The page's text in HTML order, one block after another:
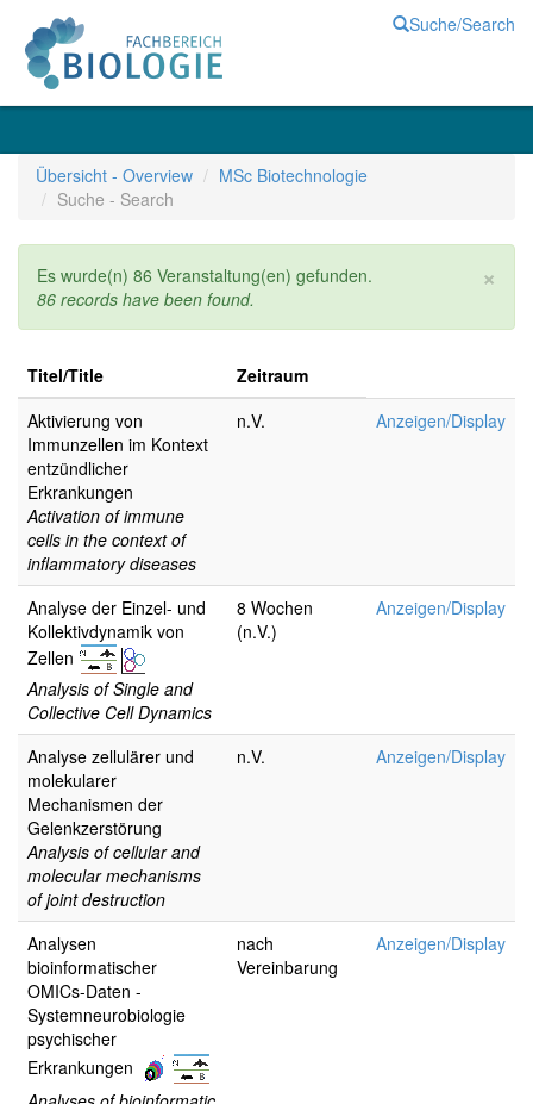
Suche/Search
Übersicht - Overview
MSc Biotechnologie
Suche - Search
×
Es wurde(n) 86 Veranstaltung(en) gefunden.
86 records have been found.
Titel/Title
Zeitraum
Aktivierung von
Immunzellen im Kontext
entzündlicher
Erkrankungen
Activation of immune
cells in the context of
inflammatory diseases
n.V. Anzeigen/Display
Analyse der Einzel- und
Kollektivdynamik von
Zellen
Analysis of Single and
Collective Cell Dynamics
8 Wochen
(n.V.)
Anzeigen/Display
Analyse zellulärer und
molekularer
Mechanismen der
Gelenkzerstörung
Analysis of cellular and
molecular mechanisms
of joint destruction
n.V. Anzeigen/Display
Analysen
bioinformatischer
OMICs-Daten -
Systemneurobiologie
psychischer
Erkrankungen
nach
Vereinbarung
Anzeigen/Display